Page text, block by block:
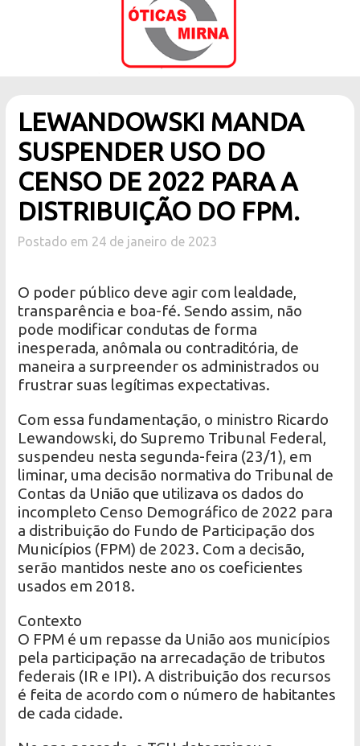
LEWANDOWSKI MANDA
SUSPENDER USO DO
CENSO DE 2022 PARA A
DISTRIBUIÇÃO DO FPM.
Postado em 24 de janeiro de 2023
O poder público deve agir com lealdade,
transparência e boa-fé. Sendo assim, não
pode modificar condutas de forma
inesperada, anômala ou contraditória, de
maneira a surpreender os administrados ou
frustrar suas legítimas expectativas.
Com essa fundamentação, o ministro Ricardo
Lewandowski, do Supremo Tribunal Federal,
suspendeu nesta segunda-feira (23/1), em
liminar, uma decisão normativa do Tribunal de
Contas da União que utilizava os dados do
incompleto Censo Demográfico de 2022 para
a distribuição do Fundo de Participação dos
Municípios (FPM) de 2023. Com a decisão,
serão mantidos neste ano os coeficientes
usados em 2018.
Contexto
O FPM é um repasse da União aos municípios
pela participação na arrecadação de tributos
federais (IR e IPI). A distribuição dos recursos
é feita de acordo com o número de habitantes
de cada cidade.